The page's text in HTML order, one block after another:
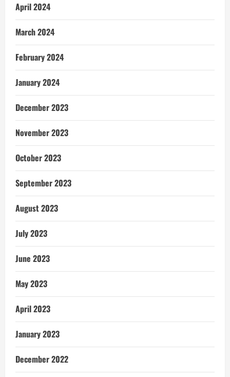
April 2024
March 2024
February 2024
January 2024
December 2023
November 2023
October 2023
September 2023
August 2023
July 2023
June 2023
May 2023
April 2023
January 2023
December 2022